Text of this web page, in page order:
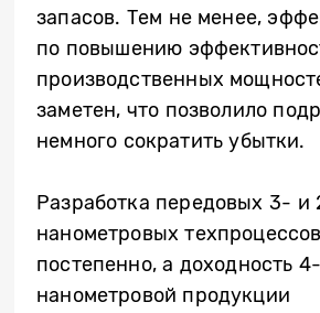
запасов. Тем не менее,
по повышению
производственных
заметен, что позволило
немного сократить убытки.
Разработка передовых 3- и
нанометровых
постепенно, а доходность 4-
нанометровой продукции